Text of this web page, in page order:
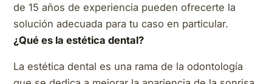
de 15 años de experiencia pueden ofrecerte la
solución adecuada para tu caso en particular.
¿Qué es la estética dental?
La estética dental es una rama de la odontología